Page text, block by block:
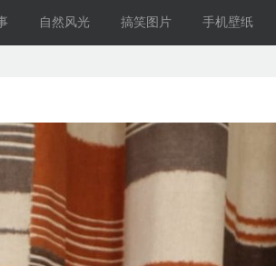
自然风光 搞笑图片 手机壁纸